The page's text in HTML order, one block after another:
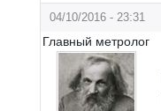
04/10/2016 - 23:31
Главный метролог